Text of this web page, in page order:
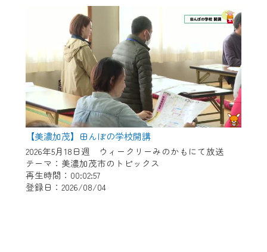
【美濃加茂】田んぼの学校開講
2026年5月18日週 ウィークリーみのかもにて放送
テーマ：美濃加茂市のトピックス
再生時間：00:02:57
登録日：2026/08/04